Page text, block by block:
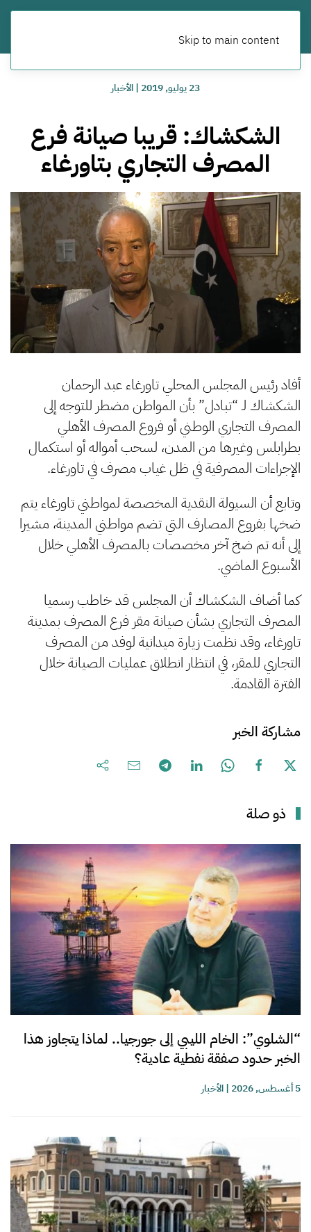
Skip to main content
23 يوليو, 2019 |الأخبار
الشكشاك: قريبا صيانة فرع
المصرف التجاري بتاورغاء
أفاد رئيس المجلس المحلي تاورغاء عبد الرحمان
الشكشاك لـ “تبادل” بأن المواطن مضطر للتوجه إلى
المصرف التجاري الوطني أو فروع المصرف الأهلي
بطرابلس وغيرها من المدن، لسحب أمواله أو استكمال
الإجراءات المصرفية في ظل غياب مصرف في تاورغاء.
وتابع أن السيولة النقدية المخصصة لمواطني تاورغاء يتم
ضخها بفروع المصارف التي تضم مواطني المدينة، مشيرا
إلى أنه تم ضخ آخر مخصصات بالمصرف الأهلي خلال
الأسبوع الماضي.
كما أضاف الشكشاك أن المجلس قد خاطب رسميا
المصرف التجاري بشأن صيانة مقر فرع المصرف بمدينة
تاورغاء، وقد نظمت زيارة ميدانية لوفد من المصرف
التجاري للمقر، في انتظار انطلاق عمليات الصيانة خلال
الفترة القادمة.
مشاركة الخبر
ذو صلة
“الشلوي”: الخام الليبي إلى جورجيا.. لماذا يتجاوز هذا
الخبر حدود صفقة نفطية عادية؟
5 أغسطس, 2026 |الأخبار